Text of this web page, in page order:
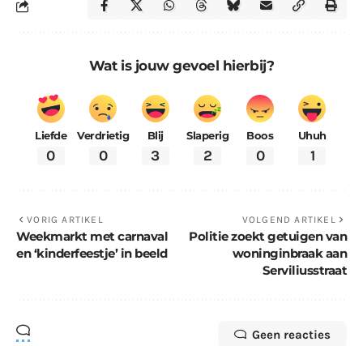
Wat is jouw gevoel hierbij?
Liefde
0
Verdrietig
0
Blij
3
Slaperig
2
Boos
0
Uhuh
1
VORIG ARTIKEL
Weekmarkt met carnaval
en ‘kinderfeestje’ in beeld
VOLGEND ARTIKEL
Politie zoekt getuigen van
woninginbraak aan
Serviliusstraat
Geen reacties